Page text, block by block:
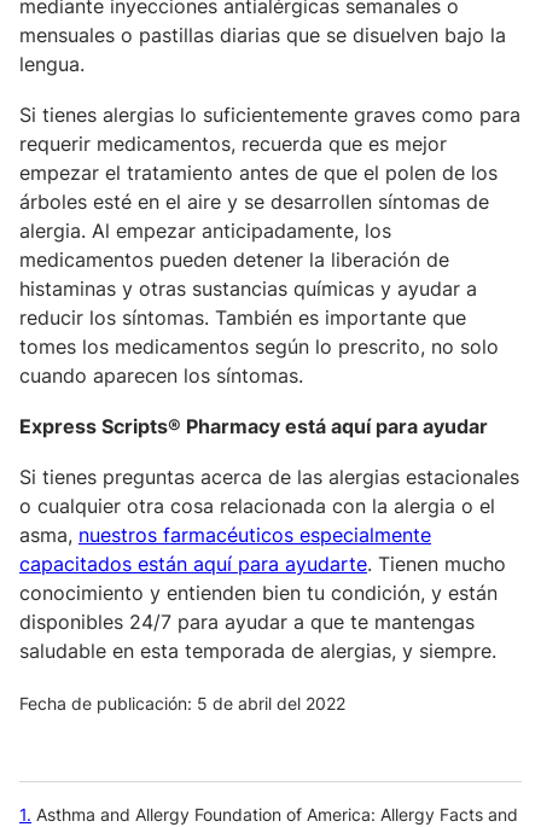
mediante inyecciones antialérgicas semanales o
mensuales o pastillas diarias que se disuelven bajo la
lengua.
Si tienes alergias lo suficientemente graves como para
requerir medicamentos, recuerda que es mejor
empezar el tratamiento antes de que el polen de los
árboles esté en el aire y se desarrollen síntomas de
alergia. Al empezar anticipadamente, los
medicamentos pueden detener la liberación de
histaminas y otras sustancias químicas y ayudar a
reducir los síntomas. También es importante que
tomes los medicamentos según lo prescrito, no solo
cuando aparecen los síntomas.
Express Scripts® Pharmacy está aquí para ayudar
Si tienes preguntas acerca de las alergias estacionales
o cualquier otra cosa relacionada con la alergia o el
asma, nuestros farmacéuticos especialmente
capacitados están aquí para ayudarte. Tienen mucho
conocimiento y entienden bien tu condición, y están
disponibles 24/7 para ayudar a que te mantengas
saludable en esta temporada de alergias, y siempre.
Fecha de publicación: 5 de abril del 2022
1 Asthma and Allergy Foundation of America: Allergy Facts and